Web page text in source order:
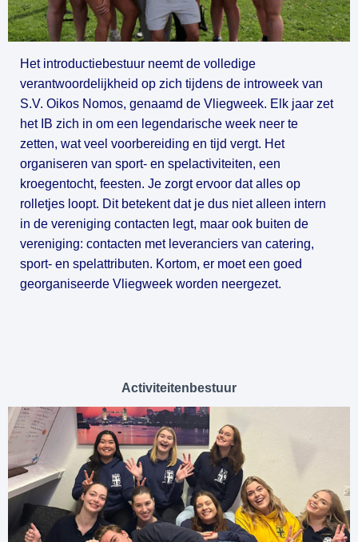
Het introductiebestuur neemt de volledige
verantwoordelijkheid op zich tijdens de introweek van
S.V. Oikos Nomos, genaamd de Vliegweek. Elk jaar zet
het IB zich in om een legendarische week neer te
zetten, wat veel voorbereiding en tijd vergt. Het
organiseren van sport- en spelactiviteiten, een
kroegentocht, feesten. Je zorgt ervoor dat alles op
rolletjes loopt. Dit betekent dat je dus niet alleen intern
in de vereniging contacten legt, maar ook buiten de
vereniging: contacten met leveranciers van catering,
sport- en spelattributen. Kortom, er moet een goed
georganiseerde Vliegweek worden neergezet.
Activiteitenbestuur